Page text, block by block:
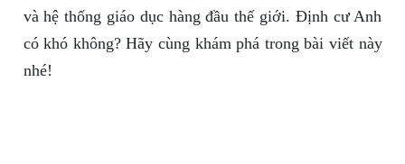
và hệ thống giáo dục hàng đầu thế giới. Định cư Anh
có khó không? Hãy cùng khám phá trong bài viết này
nhé!